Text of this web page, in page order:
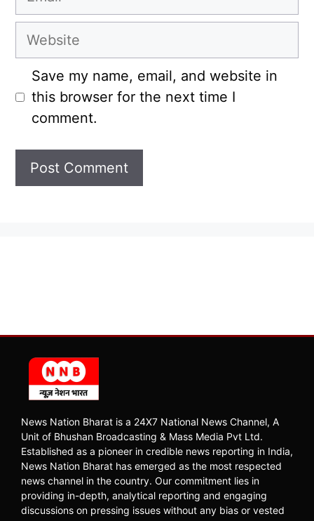
Website
Save my name, email, and website in
this browser for the next time I
comment.
News Nation Bharat is a 24X7 National News Channel, A
Unit of Bhushan Broadcasting & Mass Media Pvt Ltd.
Established as a pioneer in credible news reporting in India,
News Nation Bharat has emerged as the most respected
news channel in the country. Our commitment lies in
providing in-depth, analytical reporting and engaging
discussions on pressing issues without any bias or vested